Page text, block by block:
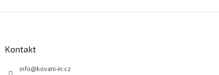
Kontakt
info@kovani-in.cz